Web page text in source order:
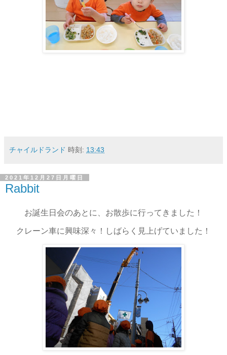
チャイルドランド 時刻: 13:43
2021年12月27日月曜日
Rabbit
お誕生日会のあとに、お散歩に行ってきました！
クレーン車に興味深々！しばらく見上げていました！